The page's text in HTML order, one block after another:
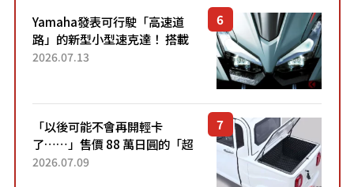
Yamaha發表可行駛「高速道
路」的新型小型速克達！ 搭載
能享受超強勁「渦輪感」的動
2026.07.13
「以後可能不會再開輕卡
了……」售價 88 萬日圓的「超
迷你輕型貨車」引發兩極評
2026.07.09